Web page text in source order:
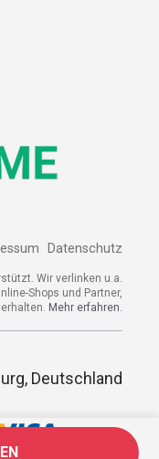
Datenschutz
Wir verlinken u.a.
Shops und Partner,
Mehr erfahren.
Deutschland